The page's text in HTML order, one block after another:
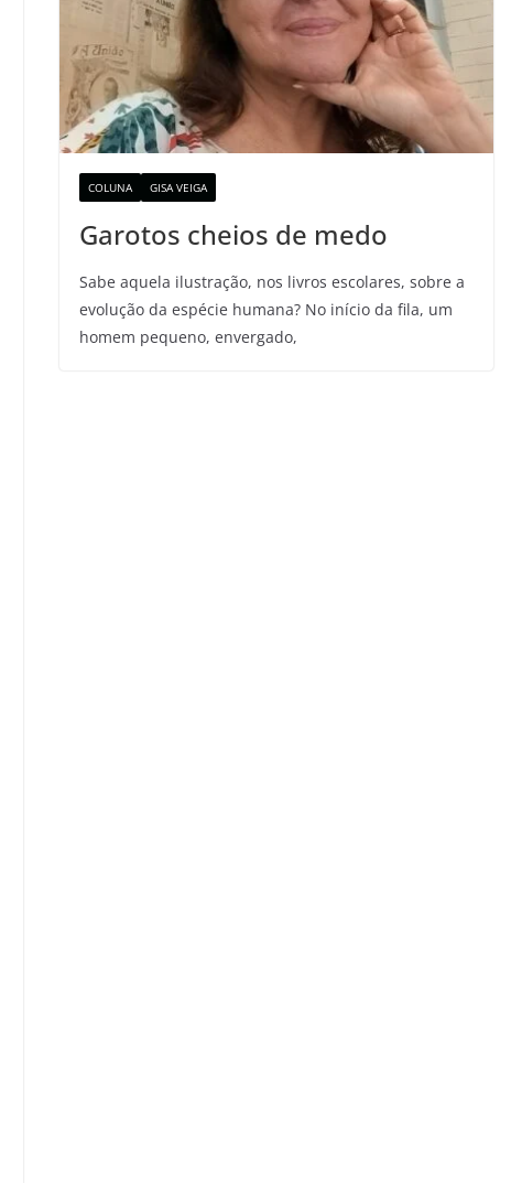
COLUNA GISA VEIGA
Garotos cheios de medo
Sabe aquela ilustração, nos livros escolares, sobre a
evolução da espécie humana? No início da fila, um
homem pequeno, envergado,